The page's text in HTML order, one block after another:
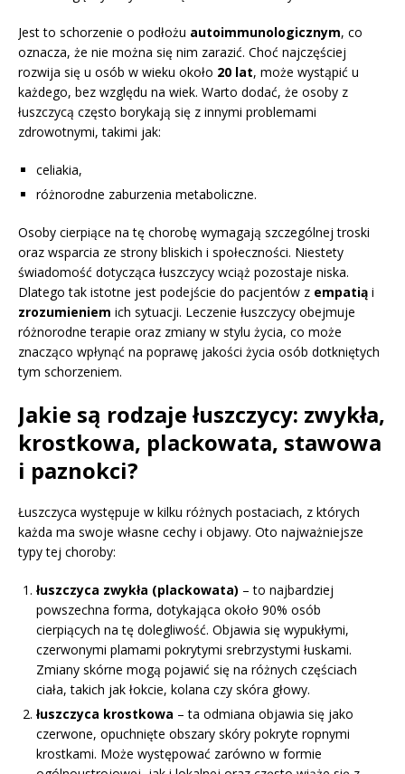
Jest to schorzenie o podłożu autoimmunologicznym, co
oznacza, że nie można się nim zarazić. Choć najczęściej
rozwija się u osób w wieku około 20 lat, może wystąpić u
każdego, bez względu na wiek. Warto dodać, że osoby z
łuszczycą często borykają się z innymi problemami
zdrowotnymi, takimi jak:
celiakia,
różnorodne zaburzenia metaboliczne.
Osoby cierpiące na tę chorobę wymagają szczególnej troski
oraz wsparcia ze strony bliskich i społeczności. Niestety
świadomość dotycząca łuszczycy wciąż pozostaje niska.
Dlatego tak istotne jest podejście do pacjentów z empatią i
zrozumieniem ich sytuacji. Leczenie łuszczycy obejmuje
różnorodne terapie oraz zmiany w stylu życia, co może
znacząco wpłynąć na poprawę jakości życia osób dotkniętych
tym schorzeniem.
Jakie są rodzaje łuszczycy: zwykła,
krostkowa, plackowata, stawowa
i paznokci?
Łuszczyca występuje w kilku różnych postaciach, z których
każda ma swoje własne cechy i objawy. Oto najważniejsze
typy tej choroby:
łuszczyca zwykła (plackowata) – to najbardziej
powszechna forma, dotykająca około 90% osób
cierpiących na tę dolegliwość. Objawia się wypukłymi,
czerwonymi plamami pokrytymi srebrzystymi łuskami.
Zmiany skórne mogą pojawić się na różnych częściach
ciała, takich jak łokcie, kolana czy skóra głowy.
łuszczyca krostkowa – ta odmiana objawia się jako
czerwone, opuchnięte obszary skóry pokryte ropnymi
krostkami. Może występować zarówno w formie